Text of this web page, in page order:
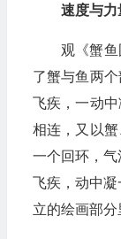
速度与力
观《蟹
了蟹与鱼两
飞疾，一动
相连，又以
一个回环，
飞疾，动中
立的绘画部分